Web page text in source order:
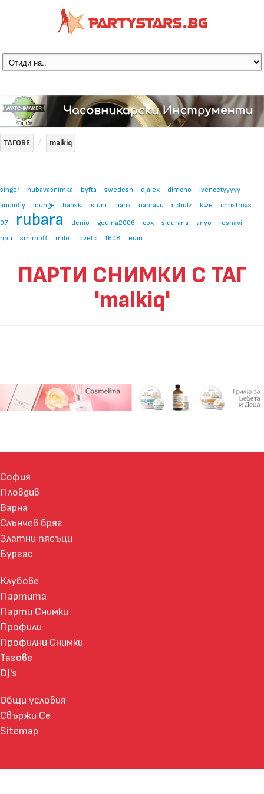
ТАГОВЕ malkiq
singer hubavasnimka byfta swedesh djalex dimcho
ivencetyyyyy
audiofly
lounge banski stuni iliana napravq schulz kwe
christmas
07
rubara denio godina2006 cox sldurana anyo
roshavi
hpu
smirnoff milo lovetc 1608 edin
ПАРТИ СНИМКИ С ТАГ
'malkiq'
София
Пловдив
Варна
Слънчев бряг
Златни пясъци
Бургас
Клубове
Партита
Парти Снимки
Профили
Профилни Снимки
Тагове
DJ's
Общи условия
Свържи Се
Sitemap